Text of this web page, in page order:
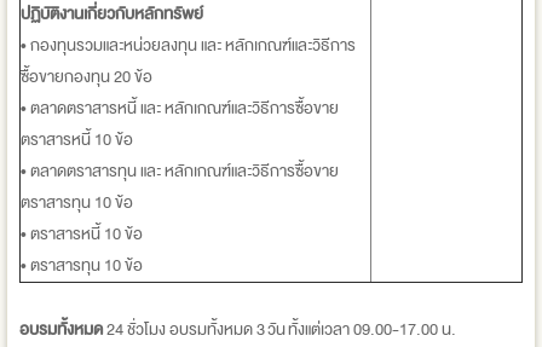
ปฏิบัติงานเกี่ยวกับหลักทรัพย์
• กองทุนรวมและหน่วยลงทุน และ หลักเกณฑ์และวิธีการ
ซื้อขายกองทุน 20 ข้อ
• ตลาดตราสารหนี้ และ หลักเกณฑ์และวิธีการซื้อขาย
ตราสารหนี้ 10 ข้อ
• ตลาดตราสารทุน และ หลักเกณฑ์และวิธีการซื้อขาย
ตราสารทุน 10 ข้อ
• ตราสารหนี้ 10 ข้อ
• ตราสารทุน 10 ข้อ
อบรมทั้งหมด24 ชั่วโมง อบรมทั้งหมด 3 วัน ทั้งแต่เวลา 09.00-17.00 น.